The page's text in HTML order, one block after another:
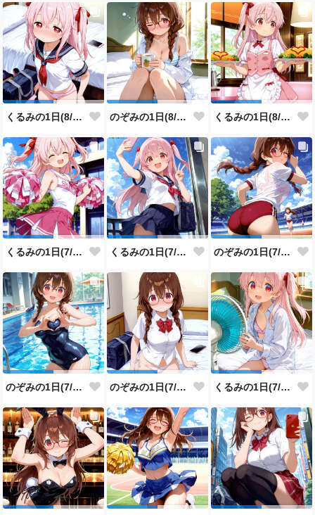
くるみの1日(8/3投稿分) のぞみの1日(8/2投稿分) くるみの1日(8/1投稿分)
くるみの1日(7/31投稿分) くるみの1日(7/30投稿分) のぞみの1日(7/29投稿分)
のぞみの1日(7/28投稿分) のぞみの1日(7/27投稿分) くるみの1日(7/26投稿分)